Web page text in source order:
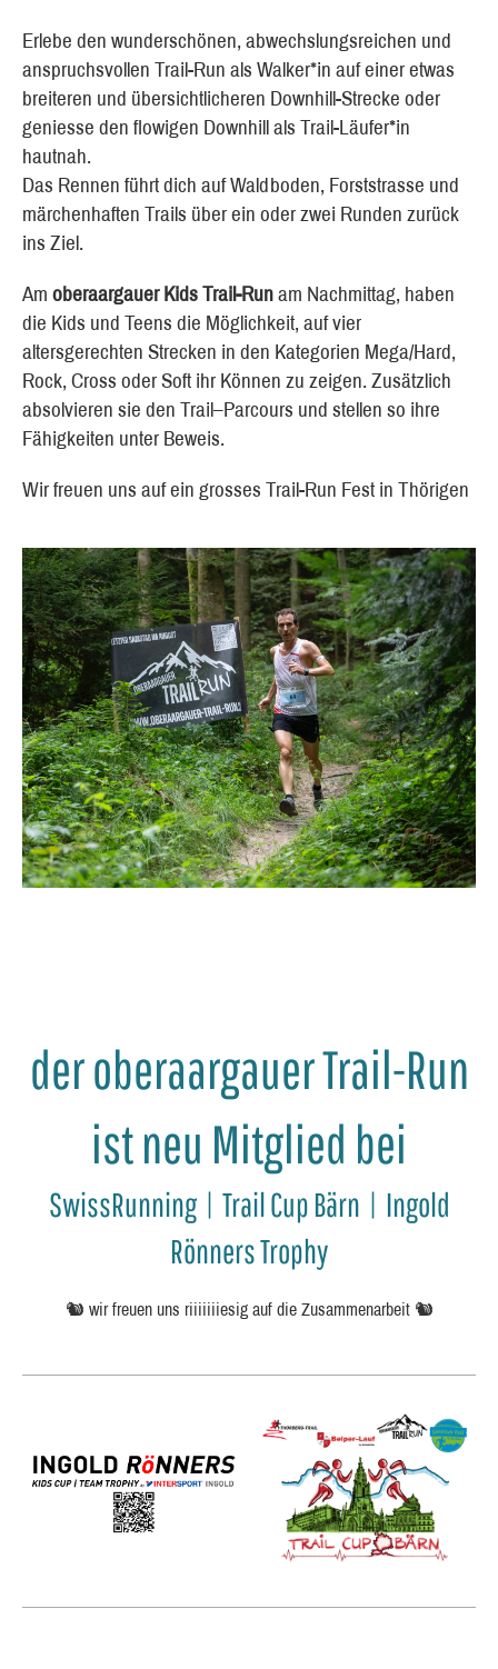
Erlebe den wunderschönen, abwechslungsreichen und
anspruchsvollen Trail-Run als Walker*in auf einer etwas
breiteren und übersichtlicheren Downhill-Strecke oder
geniesse den flowigen Downhill als Trail-Läufer*in
hautnah.
Das Rennen führt dich auf Waldboden, Forststrasse und
märchenhaften Trails über ein oder zwei Runden zurück
ins Ziel.
Amoberaargauer Kids Trail-Runam Nachmittag, haben
die Kids und Teens die Möglichkeit, auf vier
altersgerechten Strecken in den Kategorien Mega/Hard,
Rock, Cross oder Soft ihr Können zu zeigen. Zusätzlich
absolvieren sie den Trail–Parcours und stellen so ihre
Fähigkeiten unter Beweis.
Wir freuen uns auf ein grosses Trail-Run Fest in Thörigen
der oberaargauer Trail-Run
ist neu Mitglied bei
SwissRunning | Trail Cup Bärn | Ingold
Rönners Trophy
🐿️ wir freuen uns riiiiiiiesig auf die Zusammenarbeit 🐿️